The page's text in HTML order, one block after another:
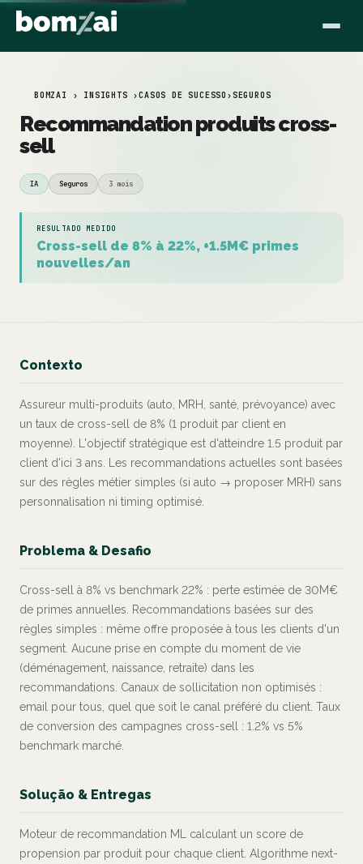
BOMZAI › INSIGHTS ›CASOS DE SUCESSO ›SEGUROS
Recommandation produits cross-
sell
IA Seguros 3 mois
RESULTADO MEDIDO
Cross-sell de 8% à 22%, +1.5M€ primes
nouvelles/an
Contexto
Assureur multi-produits (auto, MRH, santé, prévoyance) avec
un taux de cross-sell de 8% (1 produit par client en
moyenne). L'objectif stratégique est d'atteindre 1.5 produit par
client d'ici 3 ans. Les recommandations actuelles sont basées
sur des règles métier simples (si auto → proposer MRH) sans
personnalisation ni timing optimisé.
Problema & Desafio
Cross-sell à 8% vs benchmark 22% : perte estimée de 30M€
de primes annuelles. Recommandations basées sur des
règles simples : même offre proposée à tous les clients d'un
segment. Aucune prise en compte du moment de vie
(déménagement, naissance, retraite) dans les
recommandations. Canaux de sollicitation non optimisés :
email pour tous, quel que soit le canal préféré du client. Taux
de conversion des campagnes cross-sell : 1.2% vs 5%
benchmark marché.
Solução & Entregas
Moteur de recommandation ML calculant un score de
propension par produit pour chaque client. Algorithme next-